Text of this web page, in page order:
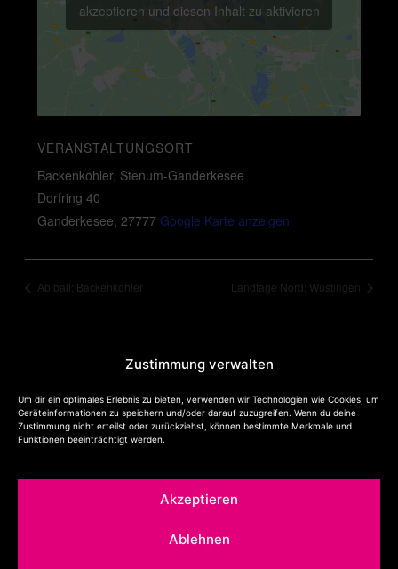
Zustimmung verwalten
Um dir ein optimales Erlebnis zu bieten, verwenden wir Technologien wie Cookies, um
Geräteinformationen zu speichern und/oder darauf zuzugreifen. Wenn du deine
Zustimmung nicht erteilst oder zurückziehst, können bestimmte Merkmale und
Funktionen beeinträchtigt werden.
Akzeptieren
Ablehnen
VERANSTALTUNGSORT
Backenköhler, Stenum-Ganderkesee
Dorfring 40
Ganderkesee, 27777 Google Karte anzeigen
akzeptieren und diesen Inhalt zu aktivieren
Abiball; Backenköhler Landtage Nord; Wüstingen
Night Life Team in deiner Nähe:
DJ in Oldenburg
DJ in Bremen
DJ in Ganderkesee
DJ in Wildeshausen
DJ in Visbek